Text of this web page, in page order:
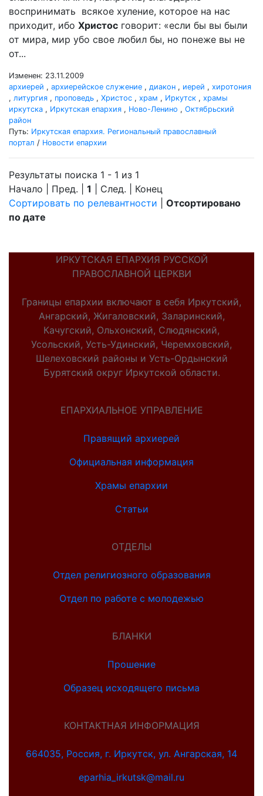
воспринимать всякое хуление, которое на нас
приходит, ибо Христос говорит: «если бы вы были
от мира, мир убо свое любил бы, но понеже вы не
от...
Изменен: 23.11.2009
архиерей , архиерейское служение , диакон , иерей , хиротония
, литургия , проповедь , Христос , храм , Иркутск , храмы
иркутска , Иркутская епархия , Ново-Ленино , Октябрьский
район
Путь: Иркутская епархия. Региональный православный
портал / Новости епархии
Результаты поиска 1 - 1 из 1
Начало | Пред. | 1 | След. | Конец
Сортировать по релевантности
Отсортировано
по дате
ИРКУТСКАЯ ЕПАРХИЯ РУССКОЙ
ПРАВОСЛАВНОЙ ЦЕРКВИ
Границы епархии включают в себя Иркутский,
Ангарский, Жигаловский, Заларинский,
Качугский, Ольхонский, Слюдянский,
Усольский, Усть-Удинский, Черемховский,
Шелеховский районы и Усть-Ордынский
Бурятский округ Иркутской области.
ЕПАРХИАЛЬНОЕ УПРАВЛЕНИЕ
Правящий архиерей
Официальная информация
Храмы епархии
Статьи
ОТДЕЛЫ
Отдел религиозного образования
Отдел по работе с молодежью
БЛАНКИ
Прошение
Образец исходящего письма
КОНТАКТНАЯ ИНФОРМАЦИЯ
664035, Россия, г. Иркутск, ул. Ангарская, 14
eparhia_irkutsk@mail.ru